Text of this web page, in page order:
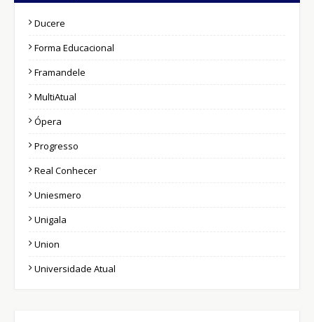
Ducere
Forma Educacional
Framandele
MultiAtual
Ópera
Progresso
Real Conhecer
Uniesmero
Unigala
Union
Universidade Atual